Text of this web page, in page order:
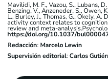
Mavilidi, M. F., Vazou, S., Lubans,
Benzing, V., Anzeneder, S., Owen, K.
L., Burley, J., Thomas, G., Okely,
activity context relates to
review and meta-analysis.
https://doi.org/10.1037/
Redacción: Marcelo Lewin
Supervisión editorial:Carlos